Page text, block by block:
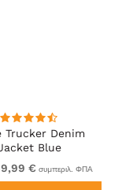
Trucker Denim
Blue
€ συμπεριλ. ΦΠΑ